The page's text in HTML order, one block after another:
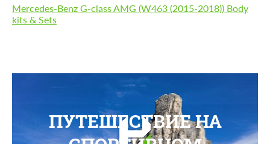
Mercedes-Benz G-class AMG (W463 (2015-2018)) Body
kits & Sets
ПУТЕШЕСТВИЕ НА